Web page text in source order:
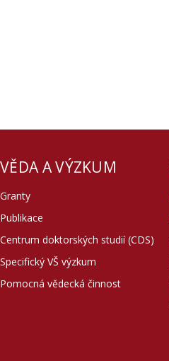
VĚDA A VÝZKUM
Granty
Publikace
Centrum doktorských studií (CDS)
Specifický VŠ výzkum
Pomocná vědecká činnost